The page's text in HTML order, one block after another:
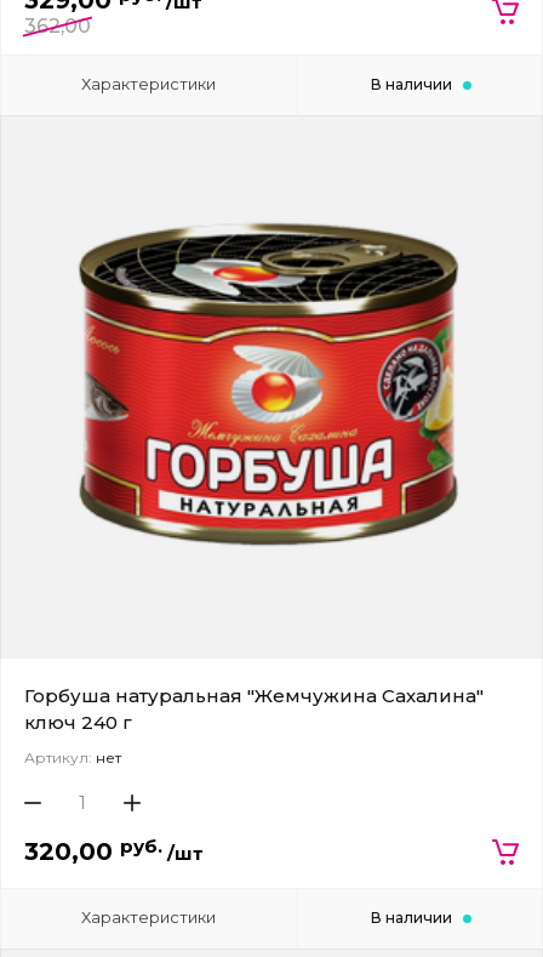
362,00
Характеристики В наличии
Горбуша натуральная "Жемчужина Сахалина"
ключ 240 г
Артикул: нет
320,00 руб. /шт
Характеристики В наличии